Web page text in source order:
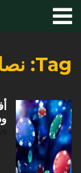
Tag: